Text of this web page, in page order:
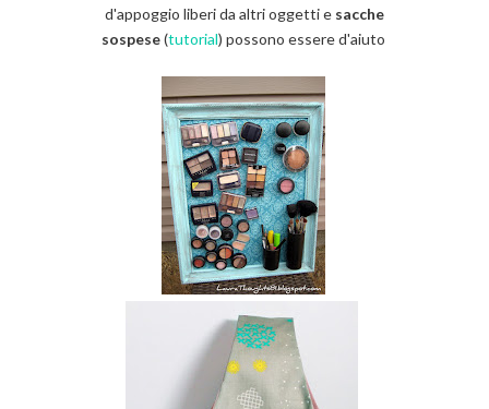
d'appoggio liberi da altri oggetti e sacche
sospese(tutorial) possono essere d'aiuto